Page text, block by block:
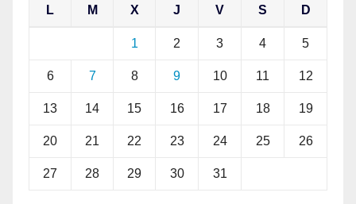
L M X J V S D
1 2 3 4 5
6 7 8 9 10 11 12
13 14 15 16 17 18 19
20 21 22 23 24 25 26
27 28 29 30 31